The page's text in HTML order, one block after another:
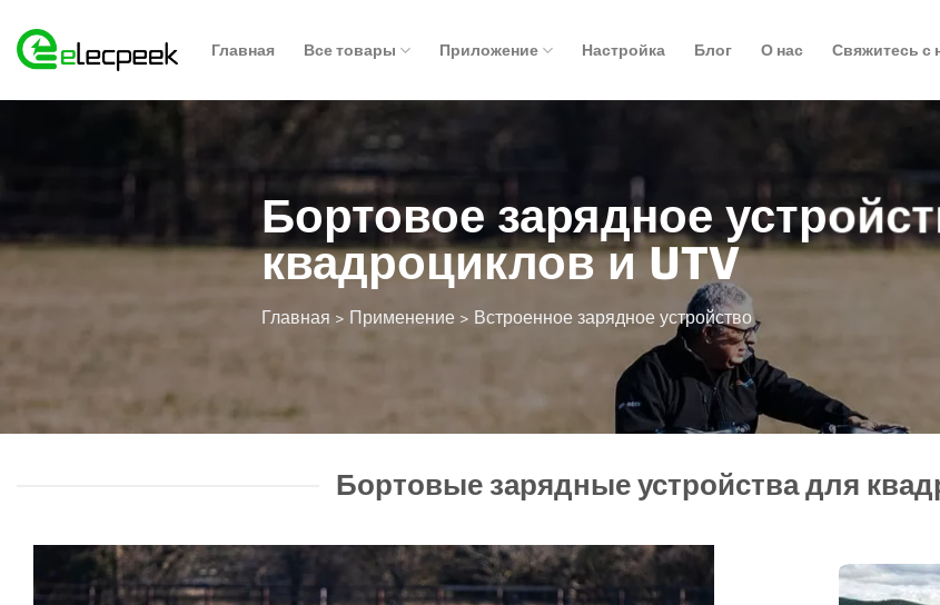
content
Главная Все товары Приложение Настройка Блог О нас Свяжитесь с
Бортовое зарядное
квадроциклов и UTV
Главная > Применение > Встроенное зарядное устройство
Бортовые зарядные устройства для